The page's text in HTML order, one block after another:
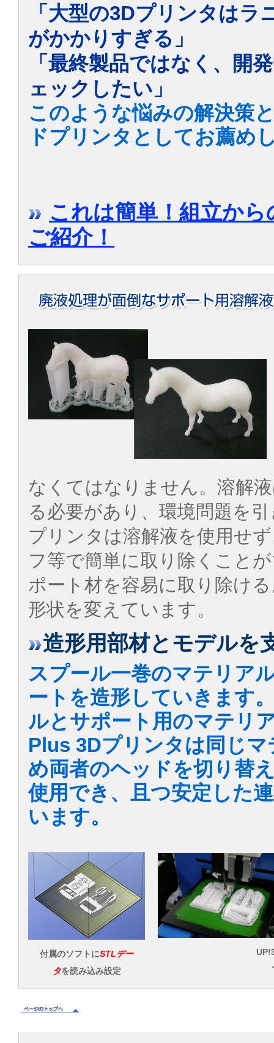
「大型の3Dプリンタはラ
がかかりすぎる」
「最終製品ではなく、開
ェックしたい」
このような悩みの解決策
ドプリンタとしてお薦め
これは簡単！組立か
ご紹介！
なくてはなりません。溶解
る必要があり、環境問題を
プリンタは溶解液を使用せ
フ等で簡単に取り除くこと
ポート材を容易に取り除け
形状を変えています。
造形用部材とモデルを
スプール一巻のマテリア
ートを造形していきます
ルとサポート用のマテリ
Plus 3Dプリンタは同じ
め両者のヘッドを切り替
使用でき、且つ安定した
います。
付属のソフトにSTLデー
タを読み込み設定